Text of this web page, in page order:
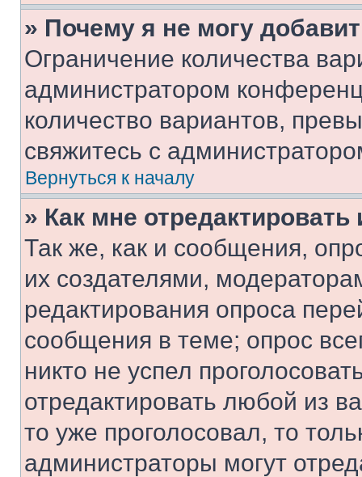
» Почему я не могу
Ограничение количества
администратором
количество вариантов,
свяжитесь с
Вернуться к началу
» Как мне
Так же, как и сообщения,
их создателями,
редактирования опроса
сообщения в теме; опрос
никто не успел
отредактировать любой из
то уже проголосовал, то
администраторы могут